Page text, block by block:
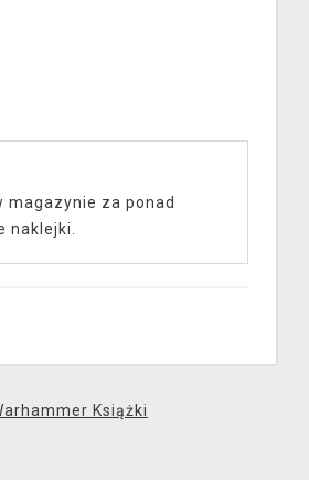
magazynie za ponad
naklejki.
Książki